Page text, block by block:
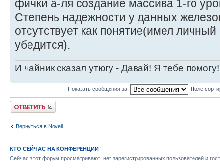
фички а-ля создание массива 1-го
Степень надежности у данных
отсутствует как понятие(имел
убедится).
И чайник сказал утюгу - Давай! Я тебе помогу!
Показать сообщения за: Поле
Ответить
Вернуться в Novell
КТО СЕЙЧАС НА КОНФЕРЕНЦИИ
Сейчас этот форум просматривают: нет зарегистрированных пользователей и